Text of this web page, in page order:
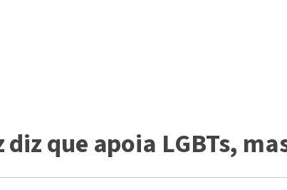
que apoia LGBTs,